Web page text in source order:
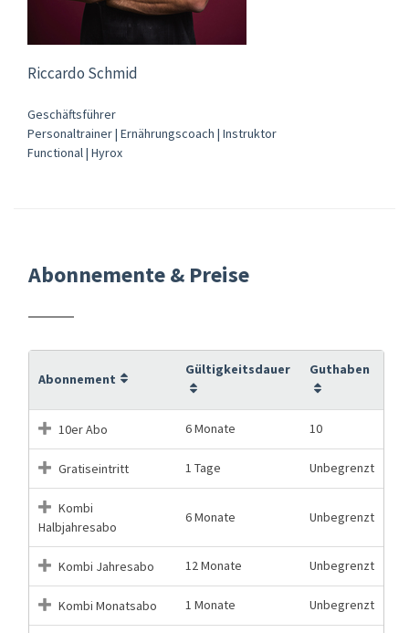
Riccardo Schmid
Geschäftsführer
Personaltrainer | Ernährungscoach | Instruktor
Functional | Hyrox
Abonnemente & Preise
Abonnement
Gültigkeitsdauer Guthaben
10er Abo 6 Monate 10
Gratiseintritt 1 Tage Unbegrenzt
Kombi
Halbjahresabo
6 Monate Unbegrenzt
Kombi Jahresabo 12 Monate Unbegrenzt
Kombi Monatsabo 1 Monate Unbegrenzt